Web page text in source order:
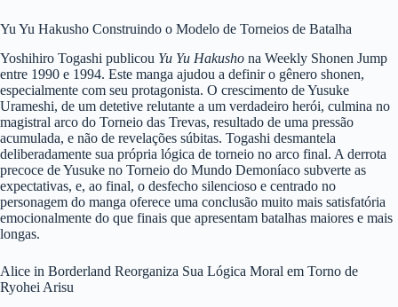
Yu Yu Hakusho Construindo o Modelo de Torneios de Batalha
Yoshihiro Togashi publicou Yu Yu Hakusho na Weekly Shonen Jump
entre 1990 e 1994. Este manga ajudou a definir o gênero shonen,
especialmente com seu protagonista. O crescimento de Yusuke
Urameshi, de um detetive relutante a um verdadeiro herói, culmina no
magistral arco do Torneio das Trevas, resultado de uma pressão
acumulada, e não de revelações súbitas. Togashi desmantela
deliberadamente sua própria lógica de torneio no arco final. A derrota
precoce de Yusuke no Torneio do Mundo Demoníaco subverte as
expectativas, e, ao final, o desfecho silencioso e centrado no
personagem do manga oferece uma conclusão muito mais satisfatória
emocionalmente do que finais que apresentam batalhas maiores e mais
longas.
Alice in Borderland Reorganiza Sua Lógica Moral em Torno de
Ryohei Arisu